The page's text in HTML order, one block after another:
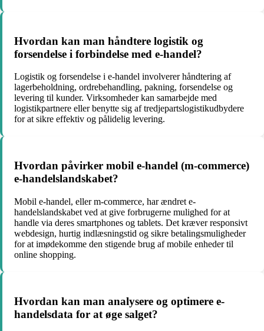
Hvordan kan man håndtere logistik og
forsendelse i forbindelse med e-handel?
Logistik og forsendelse i e-handel involverer håndtering af
lagerbeholdning, ordrebehandling, pakning, forsendelse og
levering til kunder. Virksomheder kan samarbejde med
logistikpartnere eller benytte sig af tredjepartslogistikudbydere
for at sikre effektiv og pålidelig levering.
Hvordan påvirker mobil e-handel (m-commerce)
e-handelslandskabet?
Mobil e-handel, eller m-commerce, har ændret e-
handelslandskabet ved at give forbrugerne mulighed for at
handle via deres smartphones og tablets. Det kræver responsivt
webdesign, hurtig indlæsningstid og sikre betalingsmuligheder
for at imødekomme den stigende brug af mobile enheder til
online shopping.
Hvordan kan man analysere og optimere e-
handelsdata for at øge salget?